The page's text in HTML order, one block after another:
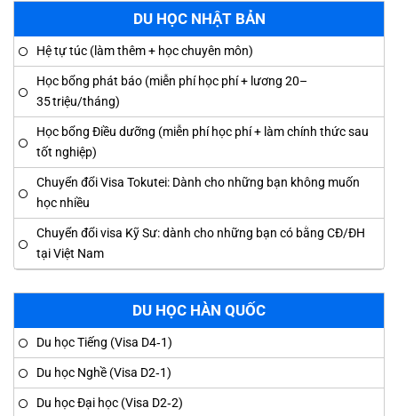
DU HỌC NHẬT BẢN
Hệ tự túc (làm thêm + học chuyên môn)
Học bổng phát báo (miễn phí học phí + lương 20–
35 triệu/tháng)
Học bổng Điều dưỡng (miễn phí học phí + làm chính thức sau
tốt nghiệp)
Chuyển đổi Visa Tokutei: Dành cho những bạn không muốn
học nhiều
Chuyển đổi visa Kỹ Sư: dành cho những bạn có bằng CĐ/ĐH
tại Việt Nam
DU HỌC HÀN QUỐC
Du học Tiếng (Visa D4‑1)
Du học Nghề (Visa D2‑1)
Du học Đại học (Visa D2‑2)